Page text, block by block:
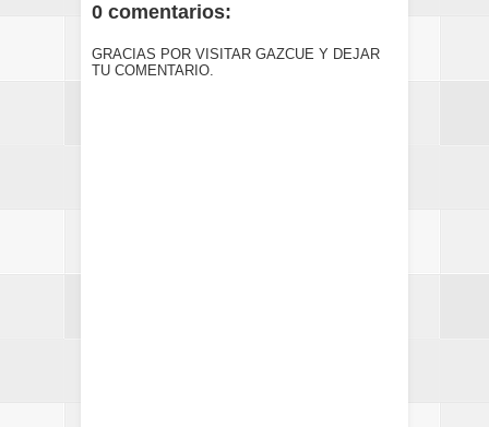
0 comentarios:
GRACIAS POR VISITAR GAZCUE Y DEJAR
TU COMENTARIO.